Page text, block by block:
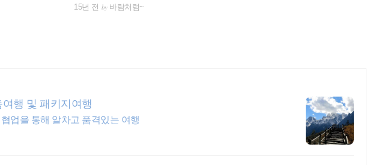
15년 전 by바람처럼~
행 및 패키지여행
운남성 현지여행사와 업무제휴와 협업을 통해 알차고 품격있는 여행